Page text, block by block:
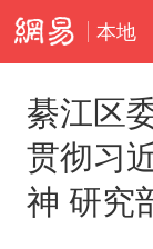
本地
綦江区
贯彻习
神 研究